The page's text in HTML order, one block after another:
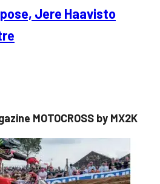
Jere Haavisto
MOTOCROSS by MX2K